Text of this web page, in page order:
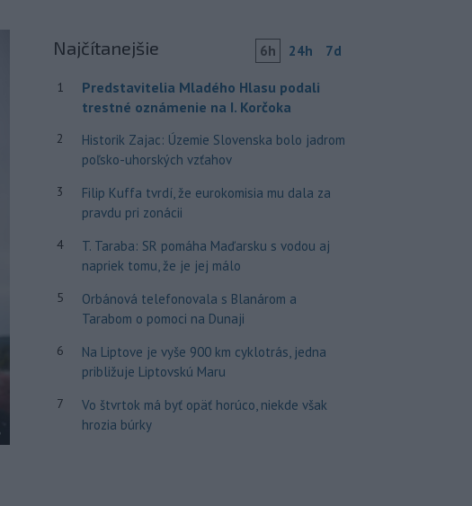
Najčítanejšie 6h 24h 7d
1
Predstavitelia Mladého Hlasu podali
trestné oznámenie na I. Korčoka
2
Historik Zajac: Územie Slovenska bolo jadrom
poľsko-uhorských vzťahov
3
Filip Kuffa tvrdí, že eurokomisia mu dala za
pravdu pri zonácii
4
T. Taraba: SR pomáha Maďarsku s vodou aj
napriek tomu, že je jej málo
5
Orbánová telefonovala s Blanárom a
Tarabom o pomoci na Dunaji
6
Na Liptove je vyše 900 km cyklotrás, jedna
približuje Liptovskú Maru
7
Vo štvrtok má byť opäť horúco, niekde však
hrozia búrky